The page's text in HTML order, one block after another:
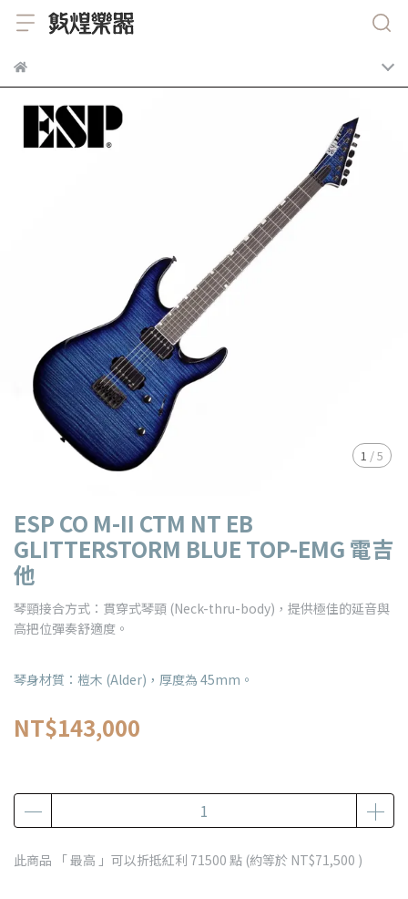
1 /5
ESP CO M-II CTM NT EB
GLITTERSTORM BLUE TOP-EMG 電吉
他
琴頸接合方式：貫穿式琴頸 (Neck-thru-body)，提供極佳的延音與
高把位彈奏舒適度。
琴身材質：榿木 (Alder)，厚度為 45mm。
NT$143,000
此商品 「 最高 」可以折抵紅利 71500 點 (約等於 NT$71,500 )